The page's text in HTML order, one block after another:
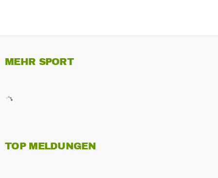
MEHR SPORT
TOP MELDUNGEN